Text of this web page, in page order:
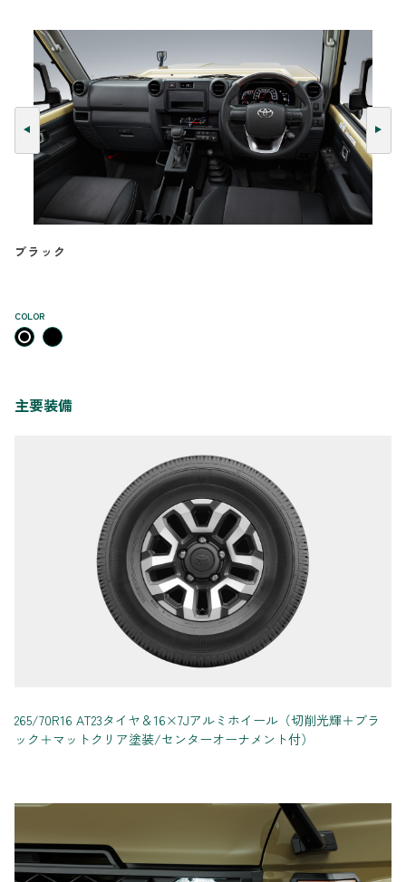
ブラック
COLOR
主要装備
265/70R16 AT23タイヤ＆16×7Jアルミホイール（切削光輝＋ブラ
ック＋マットクリア塗装/センターオーナメント付）